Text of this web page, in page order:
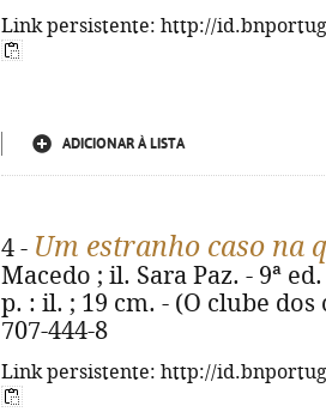
Link persistente: http://
ADICIONAR À LISTA
4 - Um estranho caso na
Macedo ; il. Sara Paz. - 9ª
p. : il. ; 19 cm. - (O clube dos
707-444-8
Link persistente: http://